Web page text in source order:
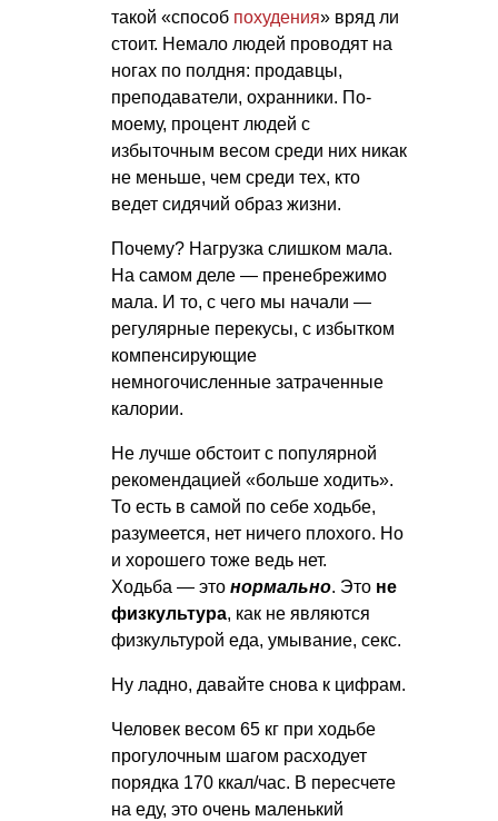
такой «способ похудения» вряд ли
стоит. Немало людей проводят на
ногах по полдня: продавцы,
преподаватели, охранники. По-
моему, процент людей с
избыточным весом среди них никак
не меньше, чем среди тех, кто
ведет сидячий образ жизни.
Почему? Нагрузка слишком мала.
На самом деле — пренебрежимо
мала. И то, с чего мы начали —
регулярные перекусы, с избытком
компенсирующие
немногочисленные затраченные
калории.
Не лучше обстоит с популярной
рекомендацией «больше ходить».
То есть в самой по себе ходьбе,
разумеется, нет ничего плохого. Но
и хорошего тоже ведь нет.
Ходьба — это нормально. Это не
физкультура, как не являются
физкультурой еда, умывание, секс.
Ну ладно, давайте снова к цифрам.
Человек весом 65 кг при ходьбе
прогулочным шагом расходует
порядка 170 ккал/час. В пересчете
на еду, это очень маленький